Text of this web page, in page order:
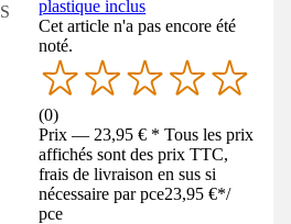
plastique inclus
Cet article n'a pas encore été
noté.
(0)
Prix — 23,95 € * Tous les prix
affichés sont des prix TTC,
frais de livraison en sus si
nécessaire par pce23,95 €*/
pce